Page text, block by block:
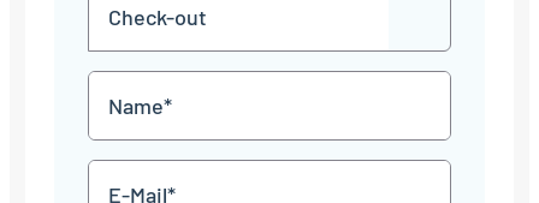
JJJJ
TT
Punkt
MM
JJJJ